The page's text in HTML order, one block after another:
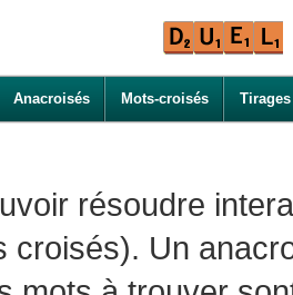
Anacroisés Mots-croisés Tirages
résoudre
croisés). Un